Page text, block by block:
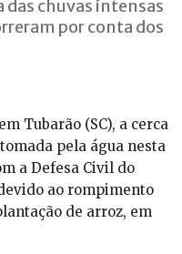
chuvas intensas
por conta dos
Tubarão (SC), a cerca
pela água nesta
a Defesa Civil do
ao rompimento
de arroz, em